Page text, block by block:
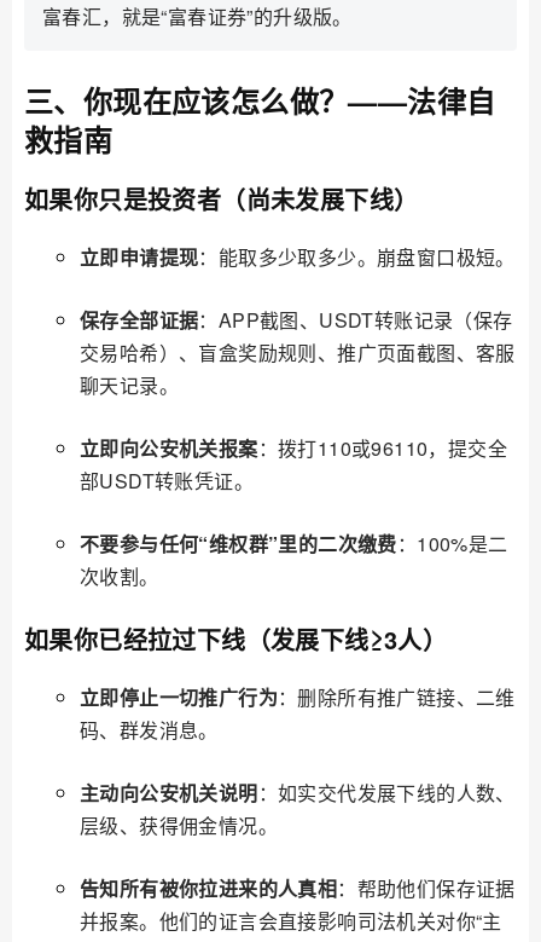
富春汇，就是“富春证券”的升级版。
三、你现在应该怎么做？——法律自
救指南
如果你只是投资者（尚未发展下线）
立即申请提现：能取多少取多少。崩盘窗口极短。
保存全部证据：APP截图、USDT转账记录（保存
交易哈希）、盲盒奖励规则、推广页面截图、客服
聊天记录。
立即向公安机关报案：拨打110或96110，提交全
部USDT转账凭证。
不要参与任何“维权群”里的二次缴费：100%是二
次收割。
如果你已经拉过下线（发展下线≥3人）
立即停止一切推广行为：删除所有推广链接、二维
码、群发消息。
主动向公安机关说明：如实交代发展下线的人数、
层级、获得佣金情况。
告知所有被你拉进来的人真相：帮助他们保存证据
并报案。他们的证言会直接影响司法机关对你“主